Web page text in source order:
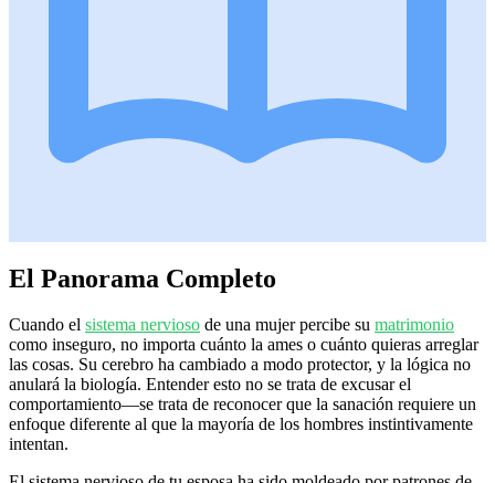
El Panorama Completo
Cuando el sistema nervioso de una mujer percibe su matrimonio
como inseguro, no importa cuánto la ames o cuánto quieras arreglar
las cosas. Su cerebro ha cambiado a modo protector, y la lógica no
anulará la biología. Entender esto no se trata de excusar el
comportamiento—se trata de reconocer que la sanación requiere un
enfoque diferente al que la mayoría de los hombres instintivamente
intentan.